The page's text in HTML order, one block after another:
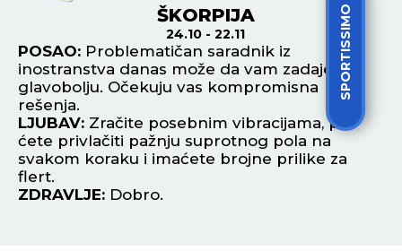
SPORTISSIMO
ŠKORPIJA
24.10 - 22.11
POSAO: Problematičan saradnik iz
inostranstva danas može da vam zadaje
glavobolju. Očekuju vas kompromisna
rešenja.
LJUBAV: Zračite posebnim vibracijama, pa
ćete privlačiti pažnju suprotnog pola na
svakom koraku i imaćete brojne prilike za
flert.
ZDRAVLJE: Dobro.